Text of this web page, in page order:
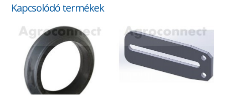
Kapcsolódó termékek